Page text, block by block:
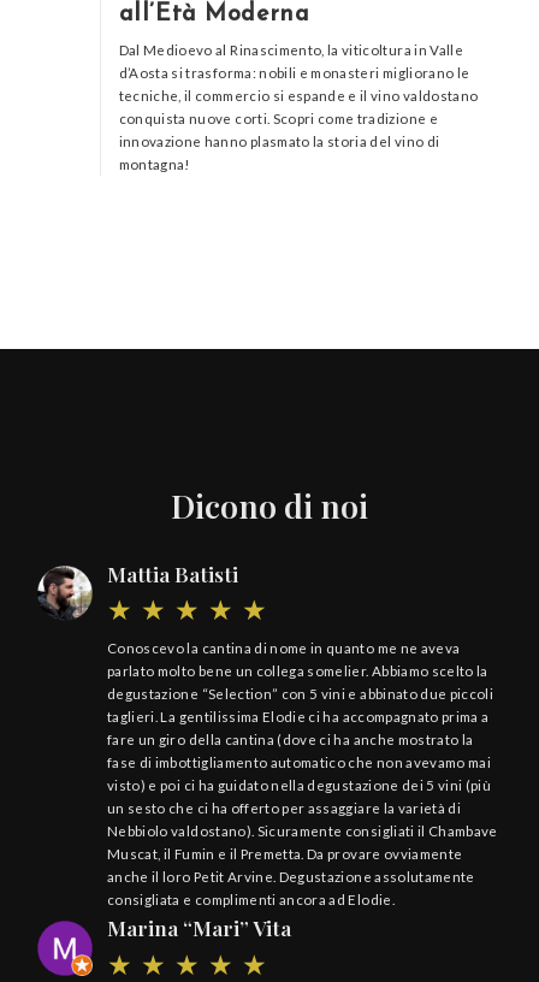
all’Età Moderna
Dal Medioevo al Rinascimento, la viticoltura in Valle
d’Aosta si trasforma: nobili e monasteri migliorano le
tecniche, il commercio si espande e il vino valdostano
conquista nuove corti. Scopri come tradizione e
innovazione hanno plasmato la storia del vino di
montagna!
Dicono di noi
Mattia Batisti
Conoscevo la cantina di nome in quanto me ne aveva
parlato molto bene un collega somelier. Abbiamo scelto la
degustazione “Selection” con 5 vini e abbinato due piccoli
taglieri. La gentilissima Elodie ci ha accompagnato prima a
fare un giro della cantina (dove ci ha anche mostrato la
fase di imbottigliamento automatico che non avevamo mai
visto) e poi ci ha guidato nella degustazione dei 5 vini (più
un sesto che ci ha offerto per assaggiare la varietà di
Nebbiolo valdostano). Sicuramente consigliati il Chambave
Muscat, il Fumin e il Premetta. Da provare ovviamente
anche il loro Petit Arvine. Degustazione assolutamente
consigliata e complimenti ancora ad Elodie.
Marina “Mari” Vita